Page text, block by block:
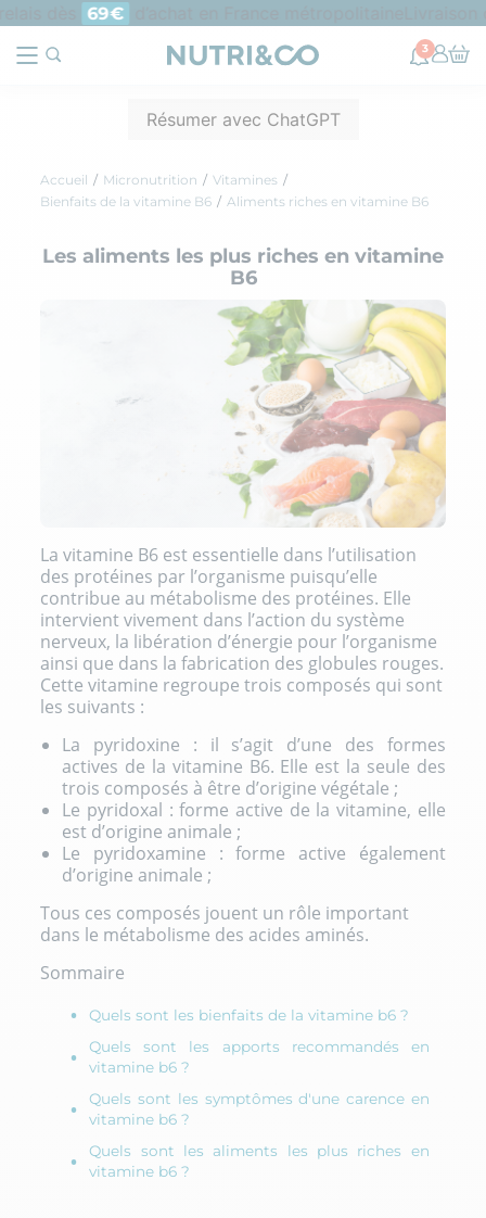
69€ d’achat en France métropolitaine
3
Résumer avec ChatGPT
Accueil Micronutrition
Vitamines
Bienfaits de la vitamine B6
Aliments riches en vitamine B6
Les aliments les plus riches en vitamine
B6
La vitamine B6 est essentielle dans l’utilisation
des protéines par l’organisme puisqu’elle
contribue au métabolisme des protéines. Elle
intervient vivement dans l’action du système
nerveux, la libération d’énergie pour l’organisme
ainsi que dans la fabrication des globules rouges.
Cette vitamine regroupe trois composés qui sont
les suivants :
La pyridoxine : il s’agit d’une des formes
actives de la vitamine B6. Elle est la seule des
trois composés à être d’origine végétale ;
Le pyridoxal : forme active de la vitamine, elle
est d’origine animale ;
Le pyridoxamine : forme active également
d’origine animale ;
Tous ces composés jouent un rôle important
dans le métabolisme des acides aminés.
Sommaire
Quels sont les bienfaits de la vitamine b6 ?
Quels sont les apports recommandés en
vitamine b6 ?
Quels sont les symptômes d'une carence en
vitamine b6 ?
Quels sont les aliments les plus riches en
vitamine b6 ?